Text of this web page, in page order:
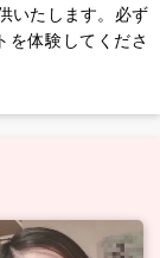
いたします。必ず
を体験してくださ